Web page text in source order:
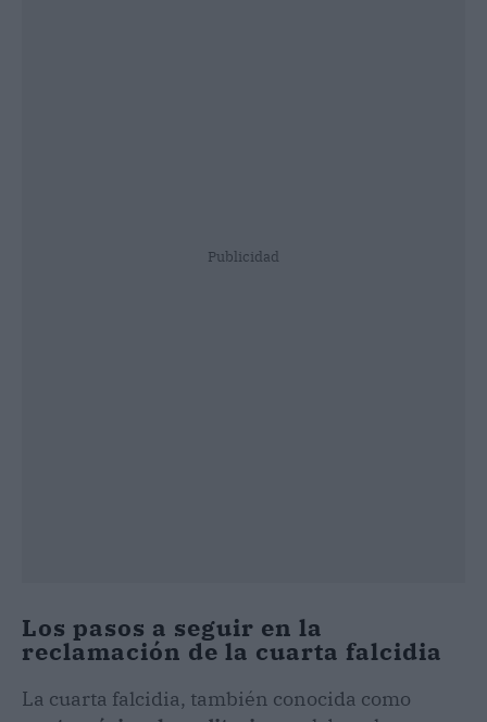
Publicidad
Los pasos a seguir en la
reclamación de la cuarta falcidia
La cuarta falcidia, también conocida como